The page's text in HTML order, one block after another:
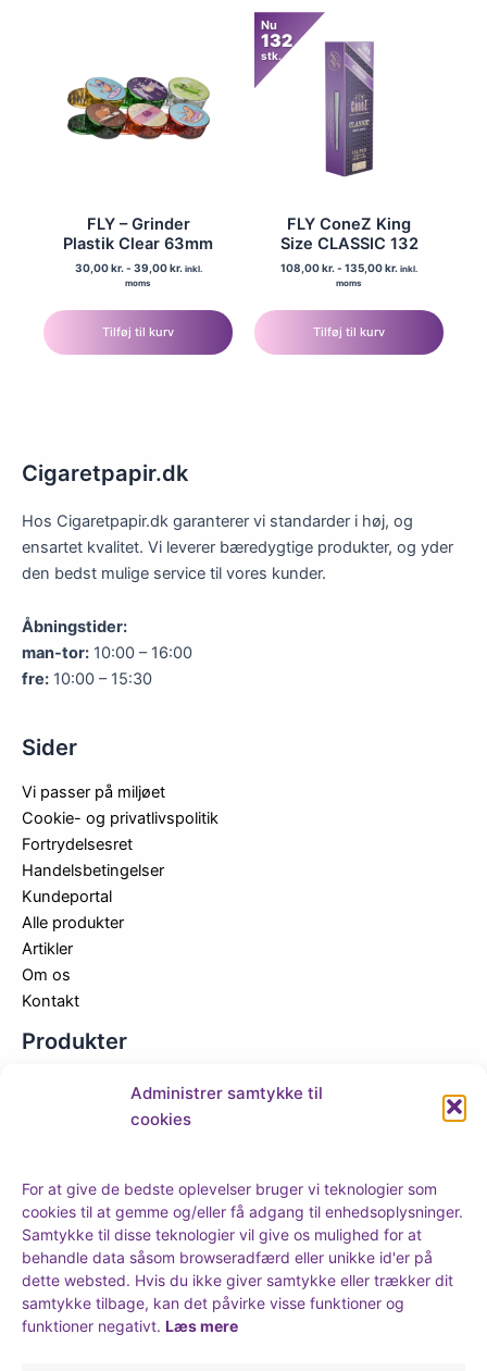
Administrer samtykke til
cookies
For at give de bedste oplevelser bruger vi teknologier som
cookies til at gemme og/eller få adgang til enhedsoplysninger.
Samtykke til disse teknologier vil give os mulighed for at
behandle data såsom browseradfærd eller unikke id'er på
dette websted. Hvis du ikke giver samtykke eller trækker dit
samtykke tilbage, kan det påvirke visse funktioner og
funktioner negativt. Læs mere
vælges
på
varesiden
FLY – Grinder
Plastik Clear 63mm
30,00kr. - 39,00kr. inkl.
moms
Tilføj til kurv
Nu
132
stk.
FLY ConeZ King
Size CLASSIC 132
108,00kr. - 135,00kr. inkl.
moms
Tilføj til kurv
Cigaretpapir.dk
Hos Cigaretpapir.dk garanterer vi standarder i høj, og
ensartet kvalitet. Vi leverer bæredygtige produkter, og yder
den bedst mulige service til vores kunder.
Åbningstider:
man-tor: 10:00 – 16:00
fre: 10:00 – 15:30
Sider
Vi passer på miljøet
Cookie- og privatlivspolitik
Fortrydelsesret
Handelsbetingelser
Kundeportal
Alle produkter
Artikler
Om os
Kontakt
Produkter
Cones
Filter
Tray set
Lighter
Tilbehør
Kontakt